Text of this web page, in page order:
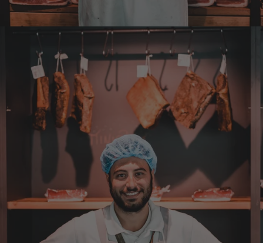
4.8.2026
Verifizierter Kunde
Hervorragende Qualität mit Geschmack
4.8.2026
Dorothea
Verifizierter Kunde
Erstklassige Ware Hervorragende Qualität
Sehr gutes Preis Leistungsverhältnis
4.8.2026
Verifizierter Kunde